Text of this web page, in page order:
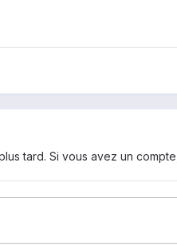
tard. Si vous avez un compte,